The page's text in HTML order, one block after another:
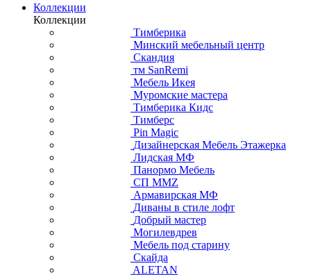
Коллекции
Коллекции
Тимберика
Минский мебельный центр
Скандия
тм SanRemi
Мебель Икея
Муромские мастера
Тимберика Кидс
Тимберс
Pin Magic
Дизайнерская Мебель Этажерка
Лидская МФ
Панормо Мебель
СП ММZ
Армавирская МФ
Диваны в стиле лофт
Добрый мастер
Могилевдрев
Мебель под старину
Скайда
ALETAN